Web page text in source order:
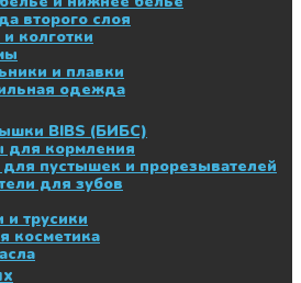
второго слоя
колготки
и плавки
одежда
BIBS (БИБС)
для кормления
пустышек и прорезывателей
для зубов
и трусики
косметика